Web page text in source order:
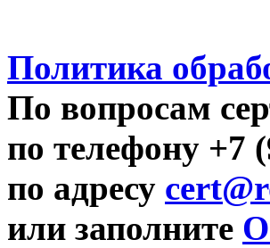
Политика
По вопросам
по телефону +7
по адресу
или заполните